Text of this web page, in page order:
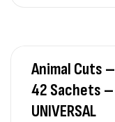
Animal Cuts –
42 Sachets –
UNIVERSAL